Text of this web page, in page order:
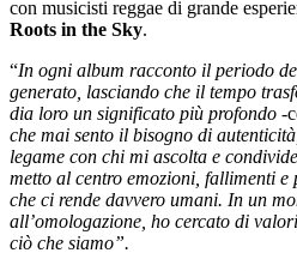
con musicisti reggae di grande
Roots in the Sky.
“In ogni album racconto il periodo
generato, lasciando che il tempo
dia loro un significato più profondo -
che mai sento il bisogno di
legame con chi mi ascolta e
metto al centro emozioni, fallimenti e
che ci rende davvero umani. In un
all’omologazione, ho cercato di
ciò che siamo”.